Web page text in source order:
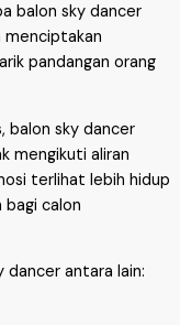
balon sky dancer
menciptakan
pandangan orang
balon sky dancer
mengikuti aliran
terlihat lebih hidup
bagi calon
dancer antara lain: